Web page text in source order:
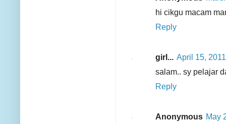
hi cikgu macam
Reply
girl... April 15,
salam.. sy pelajar
Reply
Anonymous May